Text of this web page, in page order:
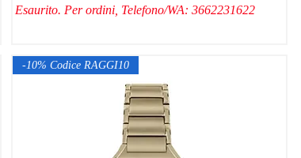
Esaurito. Per ordini, Telefono/WA: 3662231622
-10% Codice RAGGI10